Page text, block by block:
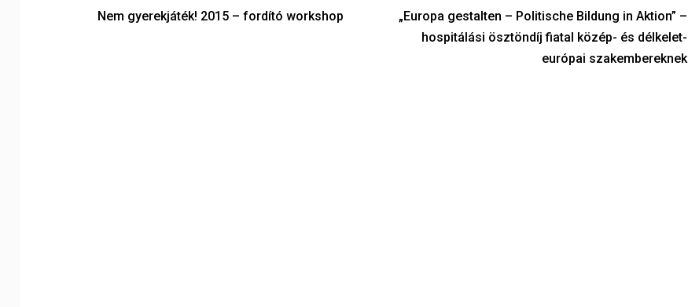
Nem gyerekjáték! 2015 – fordító workshop
„Europa gestalten – Politische Bildung in Aktion” –
hospitálási ösztöndíj fiatal közép- és délkelet-
európai szakembereknek